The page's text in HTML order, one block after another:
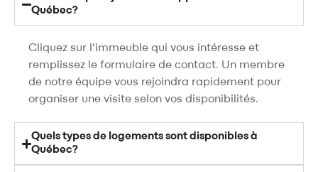
Québec?
Cliquez sur l’immeuble qui vous intéresse et
remplissez le formulaire de contact. Un membre
de notre équipe vous rejoindra rapidement pour
organiser une visite selon vos disponibilités.
Quels types de logements sont disponibles à
Québec?